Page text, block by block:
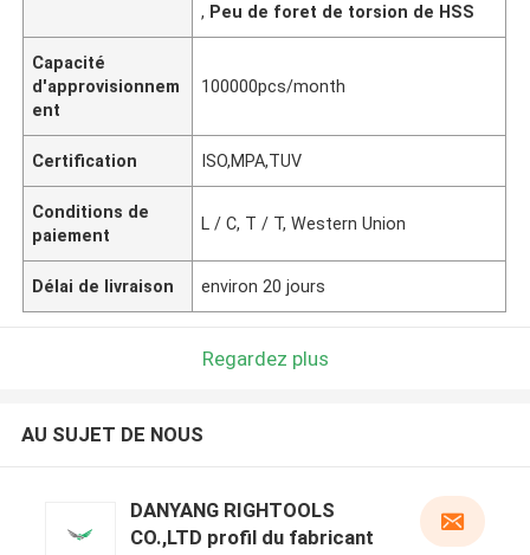
, Peu de foret de torsion de HSS
Capacité
d'approvisionnem
ent
100000pcs/month
Certification ISO,MPA,TUV
Conditions de
paiement
L / C, T / T, Western Union
Délai de livraison environ 20 jours
Regardez plus
AU SUJET DE NOUS
DANYANG RIGHTOOLS
CO.,LTD profil du fabricant